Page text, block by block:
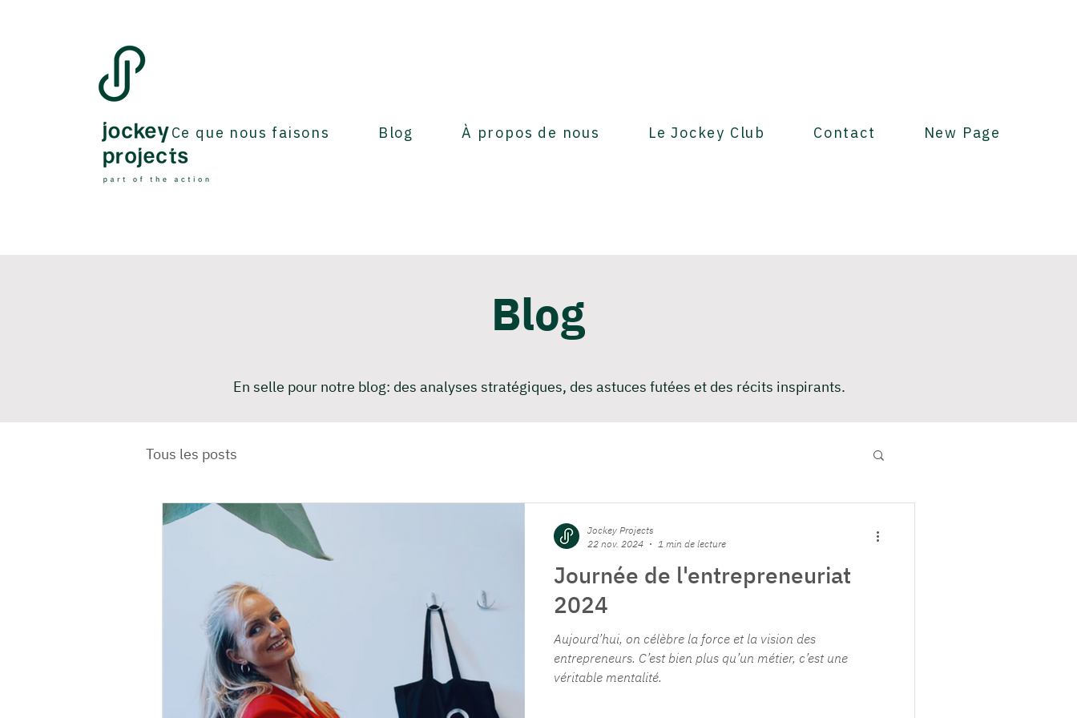
Ce que nous faisons Blog À propos de nous Le Jockey Club Contact New Page
Blog
En selle pour notre blog: des analyses stratégiques, des astuces futées et des récits inspirants.
Tous les posts
Journée de l'entrepreneuriat
2024
Aujourd’hui, on célèbre la force et la vision des
entrepreneurs. C’est bien plus qu’un métier, c’est une
véritable mentalité.
Jockey Projects
22 nov. 2024
1 min de lecture